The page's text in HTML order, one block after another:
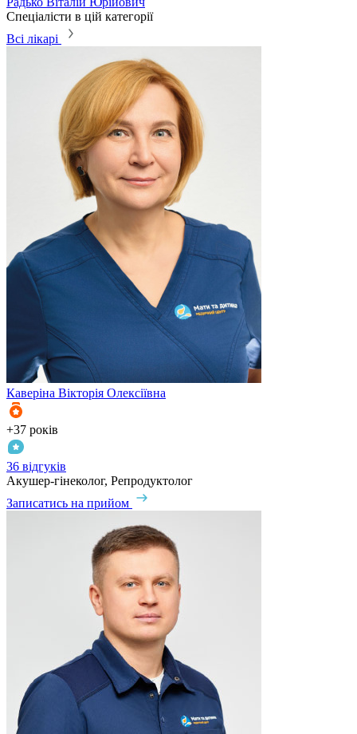
Спеціалісти в цій категорії
Всі лікарі
Каверіна Вікторія Олексіївна
+37 років
36 відгуків
Акушер-гінеколог, Репродуктолог
Записатись на прийом